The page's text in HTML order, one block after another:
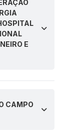
E
CAMPO